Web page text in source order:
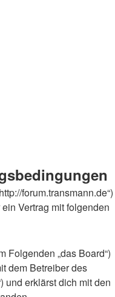
forum.transmann.de“)
Vertrag mit folgenden
Folgenden „das Board“)
dem Betreiber des
und erklärst dich mit den